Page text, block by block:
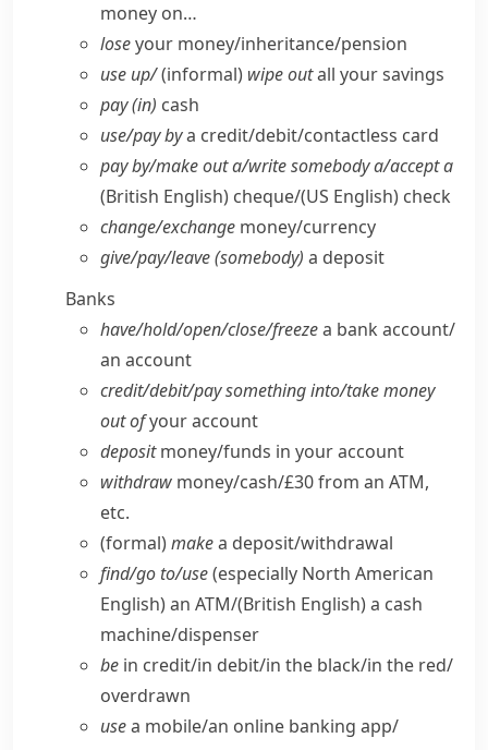
money on…
loseyour money/​inheritance/​pension
use up/(informal) wipe outall your savings
pay (in) cash
use/​pay bya credit/​debit/​contactless card
pay by/​make out a/​write somebody a/​accept a
(British English) cheque/(US English) check
change/​exchange money/​currency
give/​pay/​leave (somebody) a deposit
Banks
have/​hold/​open/​close/​freezea bank account/​
an account
credit/​debit/​pay something into/​take money
out ofyour account
depositmoney/​funds in your account
withdraw money/​cash/£30 from an ATM,
etc.
(formal)makea deposit/​withdrawal
find/​go to/​use(especially North American
English)an ATM/(British English)a cash
machine/​dispenser
be in credit/​in debit/​in the black/​in the red/​
overdrawn
usea mobile/​an online banking app/​